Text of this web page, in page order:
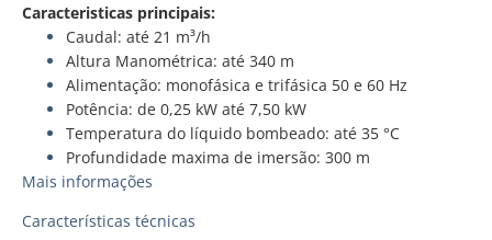
Caracteristicas principais:
Caudal: até 21 m³/h
Altura Manométrica: até 340 m
Alimentação: monofásica e trifásica 50 e 60 Hz
Potência: de 0,25 kW até 7,50 kW
Temperatura do líquido bombeado: até 35 °C
Profundidade maxima de imersão: 300 m
Mais informações
Características técnicas